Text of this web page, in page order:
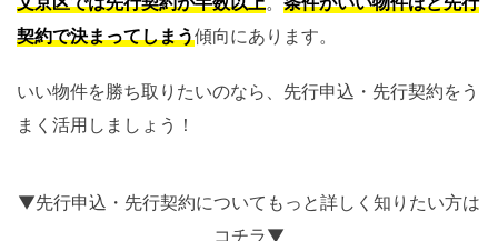
契約で決まってしまう傾向にあります。
いい物件を勝ち取りたいのなら、先行申込・先行契約をう
まく活用しましょう！
▼先行申込・先行契約についてもっと詳しく知りたい方は
コチラ▼